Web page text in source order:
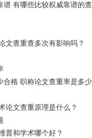
有哪些比较权威靠谱的
文查重查多次有影响吗？
合格 职称论文查重率是多少
论文查重原理是什么？
普和学术哪个好？